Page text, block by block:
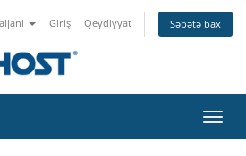
Giriş Qeydiyyat Səbətə bax
keçid